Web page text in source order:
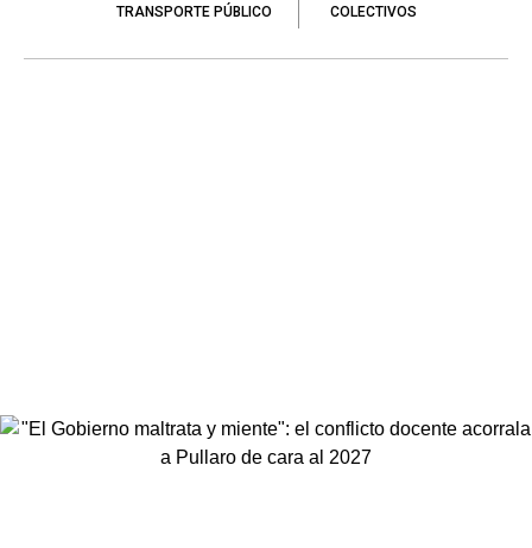
TRANSPORTE PÚBLICO COLECTIVOS